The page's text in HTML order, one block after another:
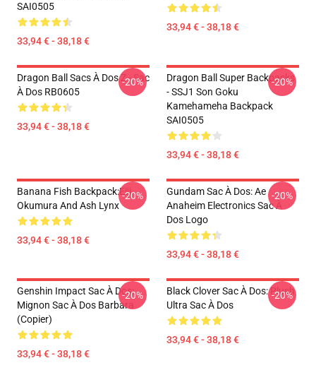
SAI0505
33,94 € - 38,18 €
33,94 € - 38,18 €
Dragon Ball Sacs À Dos Z - Sac
À Dos RB0605
33,94 € - 38,18 €
-20%
Dragon Ball Super Backpacks
- SSJ1 Son Goku
Kamehameha Backpack
SAI0505
33,94 € - 38,18 €
-20%
Banana Fish Backpack:Eiji
Okumura And Ash Lynx
33,94 € - 38,18 €
-20%
Gundam Sac À Dos: Ae
Anaheim Electronics Sac À
Dos Logo
33,94 € - 38,18 €
-20%
Genshin Impact Sac À Dos:
Mignon Sac À Dos Barbara
(Copier)
33,94 € - 38,18 €
-20%
Black Clover Sac À Dos: Plush
Ultra Sac À Dos
33,94 € - 38,18 €
-20%